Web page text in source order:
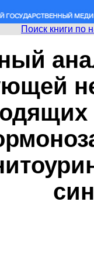
Поиск книги по